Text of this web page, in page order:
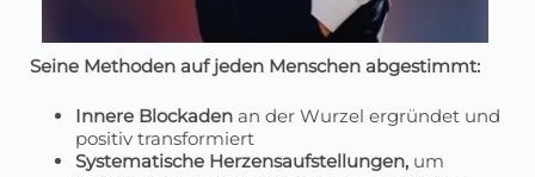
Seine Methoden auf jeden Menschen abgestimmt:
Innere Blockadenan der Wurzel ergründet und
positiv transformiert
Systematische Herzensaufstellungen,um